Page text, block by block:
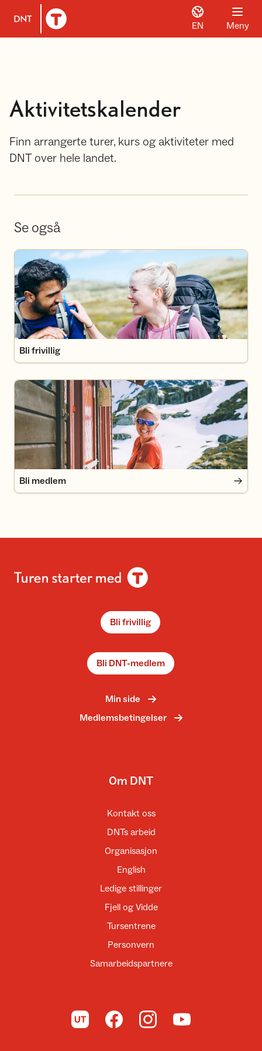
Til DNT.no forside
EN Meny
Aktivitetskalender
Finn arrangerte turer, kurs og aktiviteter med
DNT over hele landet.
Se også
Bli frivillig
Bli frivillig
Bli medlem
Bli medlem
Bli frivillig
Bli DNT-medlem
Min side
Medlemsbetingelser
Om DNT
Kontakt oss
DNTs arbeid
Organisasjon
English
Ledige stillinger
Fjell og Vidde
Tursentrene
Personvern
Samarbeidspartnere
Til UT.no Til DNT på Facebook
Til DNT på Instagram
Til DNT på YouTube